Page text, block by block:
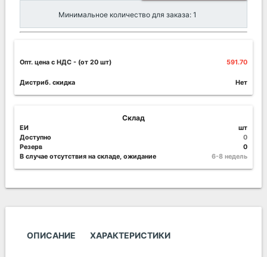
Минимальное количество для заказа: 1
Опт. цена c НДС - (от 20 шт) 591.70
Дистриб. скидка Нет
Склад
ЕИ
шт
Доступно
0
Резерв
0
В случае отсутствия на складе, ожидание
6-8 недель
ОПИСАНИЕ ХАРАКТЕРИСТИКИ